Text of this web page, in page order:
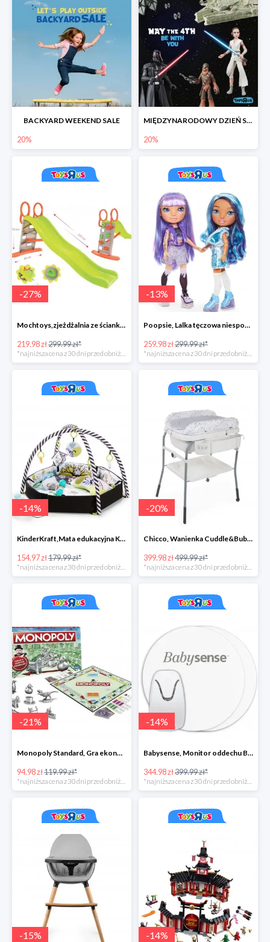
BACKYARD WEEKEND SALE
20%
MIĘDZYNARODOWY DZIEŃ STAR WARS
20%
-27%
Mochtoys,zjeżdżalnia ze ścianką wspinaczkową
219.98 zł299.99 zł*
*najniższa cena z 30 dni przed obniżką
-13%
Poopsie, Lalka tęczowa niespodzianka
259.98 zł299.99 zł*
*najniższa cena z 30 dni przed obniżką
-14%
KinderKraft,Mata edukacyjna KKraft SmartPlay
154.97 zł179.99 zł*
*najniższa cena z 30 dni przed obniżką
-20%
Chicco, Wanienka Cuddle&Bubble z przewijakiem
399.98 zł499.99 zł*
*najniższa cena z 30 dni przed obniżką
-21%
Monopoly Standard, Gra ekonomiczna 8+
94.98 zł119.99 zł*
-14%
Babysense, Monitor oddechu Babysense BS-7
344.98 zł399.99 zł*
-15% -14%